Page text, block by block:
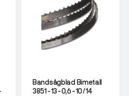
Bandsågblad Bimetall
3851-13-0,6-10/14